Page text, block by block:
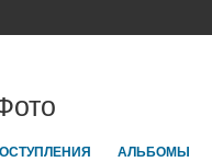
АЛЬБОМЫ